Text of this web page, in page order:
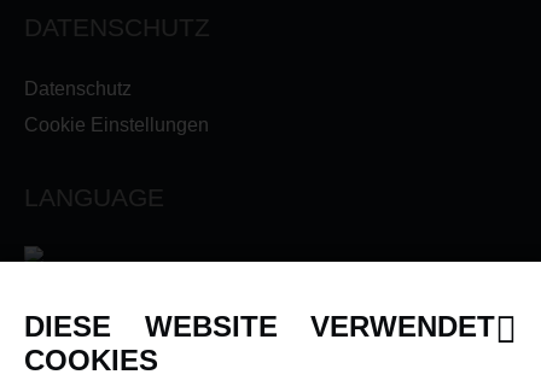
DATENSCHUTZ
Datenschutz
Cookie Einstellungen
LANGUAGE
INFORMATIONEN
DIESE WEBSITE VERWENDET
COOKIES